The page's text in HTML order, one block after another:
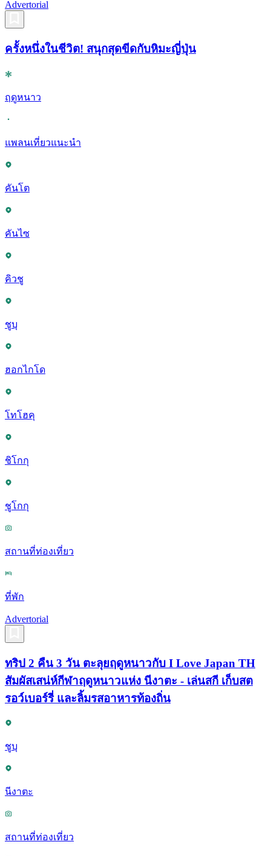
Advertorial
ครั้งหนึ่งในชีวิต! สนุกสุดขีดกับหิมะญี่ปุ่น
ฤดูหนาว
แพลนเที่ยวแนะนำ
คันโต
คันไซ
คิวชู
ชูบุ
ฮอกไกโด
โทโฮคุ
ชิโกกุ
ชูโกกุ
สถานที่ท่องเที่ยว
ที่พัก
Advertorial
ทริป 2 คืน 3 วัน ตะลุยฤดูหนาวกับ I Love Japan TH
สัมผัสเสน่ห์กีฬาฤดูหนาวแห่ง นีงาตะ - เล่นสกี เก็บสต
รอว์เบอร์รี่ และลิ้มรสอาหารท้องถิ่น
ชูบุ
นีงาตะ
สถานที่ท่องเที่ยว